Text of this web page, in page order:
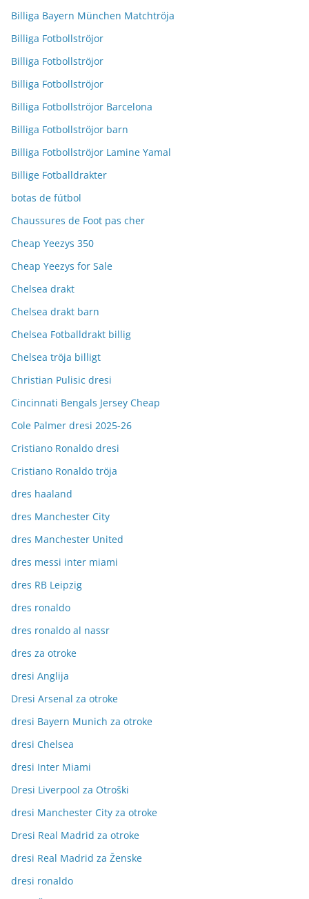
Billiga Bayern München Matchtröja
Billiga Fotbollströjor
Billiga Fotbollströjor
Billiga Fotbollströjor
Billiga Fotbollströjor Barcelona
Billiga Fotbollströjor barn
Billiga Fotbollströjor Lamine Yamal
Billige Fotballdrakter
botas de fútbol
Chaussures de Foot pas cher
Cheap Yeezys 350
Cheap Yeezys for Sale
Chelsea drakt
Chelsea drakt barn
Chelsea Fotballdrakt billig
Chelsea tröja billigt
Christian Pulisic dresi
Cincinnati Bengals Jersey Cheap
Cole Palmer dresi 2025-26
Cristiano Ronaldo dresi
Cristiano Ronaldo tröja
dres haaland
dres Manchester City
dres Manchester United
dres messi inter miami
dres RB Leipzig
dres ronaldo
dres ronaldo al nassr
dres za otroke
dresi Anglija
Dresi Arsenal za otroke
dresi Bayern Munich za otroke
dresi Chelsea
dresi Inter Miami
Dresi Liverpool za Otroški
dresi Manchester City za otroke
Dresi Real Madrid za otroke
dresi Real Madrid za Ženske
dresi ronaldo